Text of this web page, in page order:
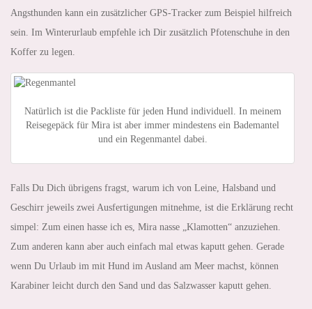
Angsthunden kann ein zusätzlicher GPS-Tracker zum Beispiel hilfreich
sein. Im Winterurlaub empfehle ich Dir zusätzlich Pfotenschuhe in den
Koffer zu legen.
Natürlich ist die Packliste für jeden Hund individuell. In meinem
Reisegepäck für Mira ist aber immer mindestens ein Bademantel
und ein Regenmantel dabei.
Falls Du Dich übrigens fragst, warum ich von Leine, Halsband und
Geschirr jeweils zwei Ausfertigungen mitnehme, ist die Erklärung recht
simpel: Zum einen hasse ich es, Mira nasse „Klamotten“ anzuziehen.
Zum anderen kann aber auch einfach mal etwas kaputt gehen. Gerade
wenn Du Urlaub im mit Hund im Ausland am Meer machst, können
Karabiner leicht durch den Sand und das Salzwasser kaputt gehen.